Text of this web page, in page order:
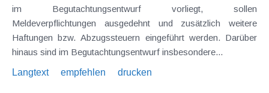
im Begutachtungsentwurf vorliegt, sollen
Meldeverpflichtungen ausgedehnt und zusätzlich weitere
Haftungen bzw. Abzugssteuern eingeführt werden. Darüber
hinaus sind im Begutachtungsentwurf insbesondere...
Langtext
empfehlen drucken